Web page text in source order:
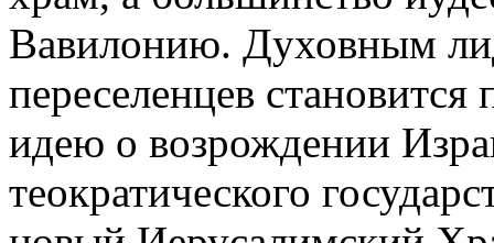
Вавилонию. Духовным
переселенцев
идею о возрождении
теократического